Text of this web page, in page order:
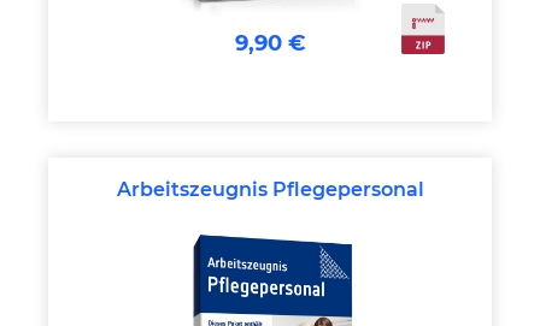
9,90 €
Arbeitszeugnis Pflegepersonal